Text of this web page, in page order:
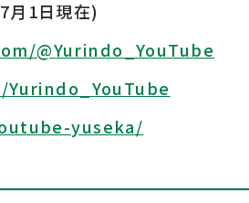
月1日現在)
@Yurindo_YouTube
yuseka/